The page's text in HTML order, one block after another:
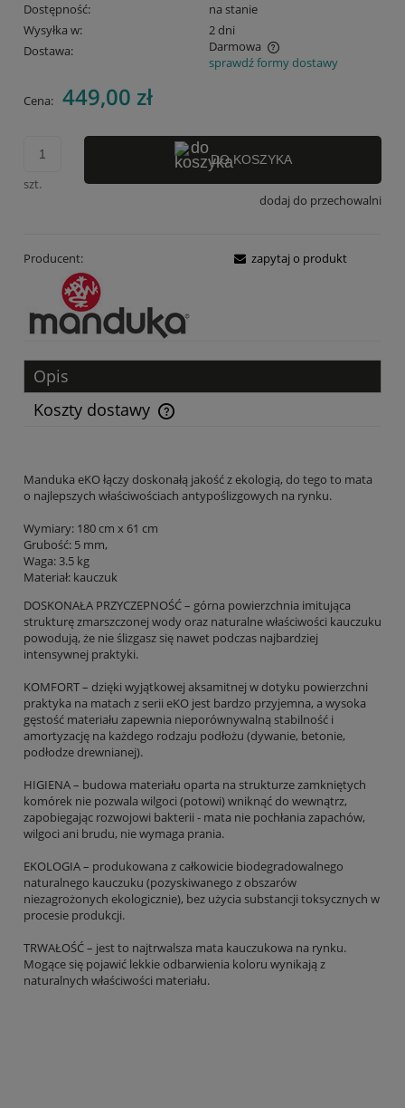
Dostępność:
na stanie
Wysyłka w:
2 dni
Dostawa:
Darmowa
Cena nie zawiera ewentualnych kosztów płatności
sprawdź formy dostawy
Cena: 449,00 zł
szt.
DO KOSZYKA
dodaj do przechowalni
Producent: zapytaj o produkt
Opis
Koszty dostawy
Cena nie zawiera ewentualnych kosztów płatności
Manduka eKO łączy doskonałą jakość z ekologią, do tego to mata
o najlepszych właściwościach antypoślizgowych na rynku.
Wymiary: 180 cm x 61 cm
Grubość: 5 mm,
Waga: 3.5 kg
Materiał: kauczuk
DOSKONAŁA PRZYCZEPNOŚĆ – górna powierzchnia imitująca
strukturę zmarszczonej wody oraz naturalne właściwości kauczuku
powodują, że nie ślizgasz się nawet podczas najbardziej
intensywnej praktyki.
KOMFORT – dzięki wyjątkowej aksamitnej w dotyku powierzchni
praktyka na matach z serii eKO jest bardzo przyjemna, a wysoka
gęstość materiału zapewnia nieporównywalną stabilność i
amortyzację na każdego rodzaju podłożu (dywanie, betonie,
podłodze drewnianej).
HIGIENA – budowa materiału oparta na strukturze zamkniętych
komórek nie pozwala wilgoci (potowi) wniknąć do wewnątrz,
zapobiegając rozwojowi bakterii - mata nie pochłania zapachów,
wilgoci ani brudu, nie wymaga prania.
EKOLOGIA – produkowana z całkowicie biodegradowalnego
naturalnego kauczuku (pozyskiwanego z obszarów
niezagrożonych ekologicznie), bez użycia substancji toksycznych w
procesie produkcji.
TRWAŁOŚĆ – jest to najtrwalsza mata kauczukowa na rynku.
Mogące się pojawić lekkie odbarwienia koloru wynikają z
naturalnych właściwości materiału.